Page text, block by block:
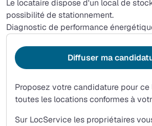
Le locataire dispose d'un local de
possibilité de stationnement.
Diagnostic de performance
Proposez votre candidature pour ce
toutes les locations conformes à
Sur LocService les propriétaires
Diffuser ma